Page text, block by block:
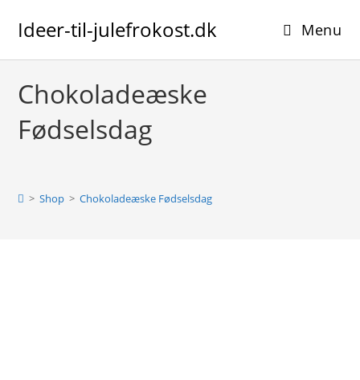
Ideer-til-julefrokost.dk Menu
Chokoladeæske
Fødselsdag
> Shop > Chokoladeæske Fødselsdag